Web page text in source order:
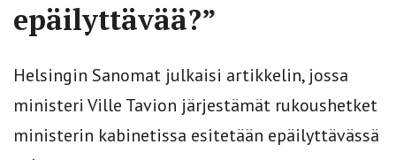
epäilyttävää?”
Helsingin Sanomat julkaisi artikkelin, jossa
ministeri Ville Tavion järjestämät rukoushetket
ministerin kabinetissa esitetään epäilyttävässä